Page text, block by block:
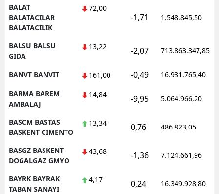
BALAT
BALATACILAR
BALATACILIK
72,00
-1,71 1.548.845,50
BALSU BALSU
GIDA
13,22 -2,07 713.863.347,85
BANVT BANVIT 161,00 -0,49 16.931.765,40
BARMA BAREM
AMBALAJ
14,84 -9,95 5.064.966,20
BASCM BASTAS
BASKENT CIMENTO
13,34 0,76 486.823,05
BASGZ BASKENT
DOGALGAZ GMYO
43,68 -1,36 7.124.661,96
BAYRK BAYRAK
TABAN SANAYI
4,17 0,24 16.349.928,80